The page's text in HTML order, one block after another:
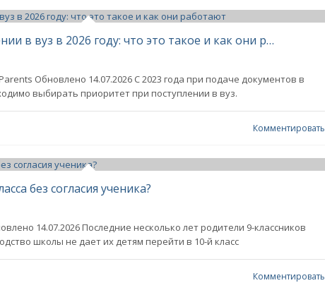
Приоритеты при поступлении в вуз в 2026 году: что это такое и как они работают
Обновлено 14.07.2026 С 2023 года при подаче документов в
выбирать приоритет при поступлении в вуз.
Комментировать
без согласия ученика?
14.07.2026 Последние несколько лет родители 9-классников
школы не дает их детям перейти в 10-й класс
Комментировать